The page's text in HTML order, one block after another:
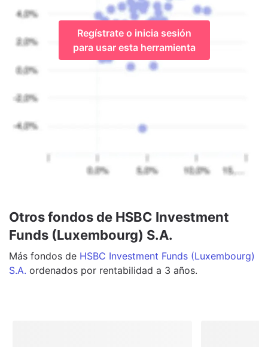
Regístrate o inicia sesión
para usar esta herramienta
Otros fondos de HSBC Investment
Funds (Luxembourg) S.A.
Más fondos de HSBC Investment Funds (Luxembourg)
S.A. ordenados por rentabilidad a 3 años.